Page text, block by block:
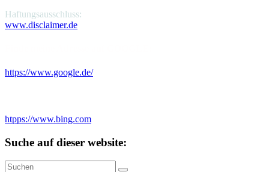
Haftungsausschluss:
www.disclaimer.de
https://www.google.de/
htpps://www.bing.com
Suche auf dieser website: